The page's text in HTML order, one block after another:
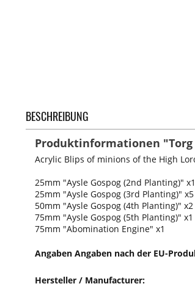
BESCHREIBUNG
Produktinformationen
Acrylic Blips of minions of the High
25mm "Aysle Gospog (2nd Planting)"
25mm "Aysle Gospog (3rd Planting)" x5
50mm "Aysle Gospog (4th Planting)" x2
75mm "Aysle Gospog (5th Planting)" x1
75mm "Abomination Engine" x1
Angaben Angaben nach der EU-
Hersteller / Manufacturer: